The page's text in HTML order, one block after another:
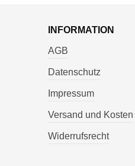
INFORMATION
AGB
Datenschutz
Impressum
Versand und Kosten
Widerrufsrecht